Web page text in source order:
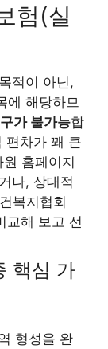
험(실
적이 아닌,
에 해당하므
가 불가능합
편차가 꽤 큰
홈페이지
나, 상대적
복지협회
교해 보고 선
핵심 가
형성을 완